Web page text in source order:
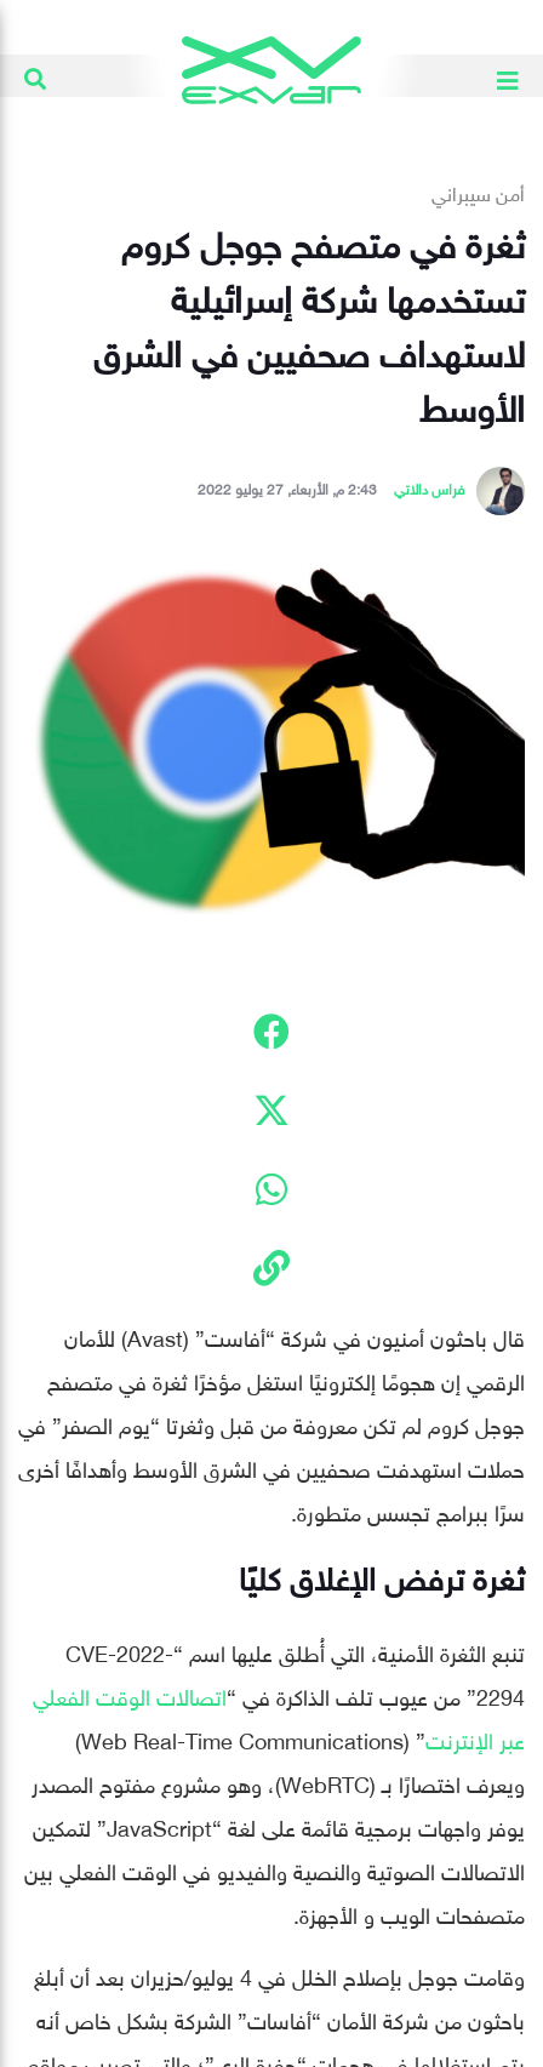
أمن سيبراني
ثغرة في متصفح جوجل كروم
تستخدمها شركة إسرائيلية
لاستهداف صحفيين في الشرق
الأوسط
فراس دالاتي 2:43 م, الأربعاء, 27 يوليو 2022
قال باحثون أمنيون في شركة “أفاست” (Avast) للأمان
الرقمي إن هجومًا إلكترونيًا استغل مؤخرًا ثغرة في متصفح
جوجل كروم لم تكن معروفة من قبل وثغرتا “يوم الصفر” في
حملات استهدفت صحفيين في الشرق الأوسط وأهدافًا أخرى
سرًا ببرامج تجسس متطورة.
ثغرة ترفض الإغلاق كليًا
تنبع الثغرة الأمنية، التي أُطلق عليها اسم “CVE-2022-
2294” من عيوب تلف الذاكرة في “
اتصالات الوقت الفعلي
عبر الإنترنت
” (Web Real-Time Communications)
ويعرف اختصارًا بـ (WebRTC)، وهو مشروع مفتوح المصدر
يوفر واجهات برمجية قائمة على لغة “JavaScript” لتمكين
الاتصالات الصوتية والنصية والفيديو في الوقت الفعلي بين
متصفحات الويب و الأجهزة.
وقامت جوجل بإصلاح الخلل في 4 يوليو/حزيران بعد أن أبلغ
باحثون من شركة الأمان “أفاسات” الشركة بشكل خاص أنه